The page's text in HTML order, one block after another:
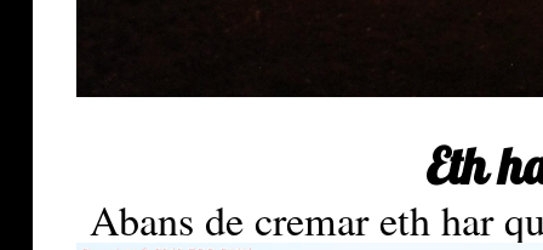
Eth
Abans de cremar eth har